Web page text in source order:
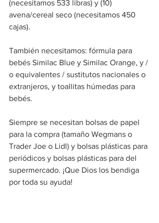
(necesitamos 533 libras) y (10)
avena/cereal seco (necesitamos 450
cajas).
También necesitamos: fórmula para
bebés Similac Blue y Similac Orange, y /
o equivalentes / sustitutos nacionales o
extranjeros, y toallitas húmedas para
bebés.
Siempre se necesitan bolsas de papel
para la compra (tamaño Wegmans o
Trader Joe o Lidl) y bolsas plásticas para
periódicos y bolsas plásticas para del
supermercado. ¡Que Dios los bendiga
por toda su ayuda!